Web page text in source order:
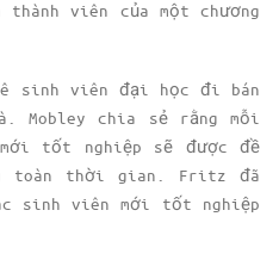
viên của một chương
sinh viên đại học đi bán
Mobley chia sẻ rằng mỗi
tốt nghiệp sẽ được đề
toàn thời gian. Fritz đã
sinh viên mới tốt nghiệp